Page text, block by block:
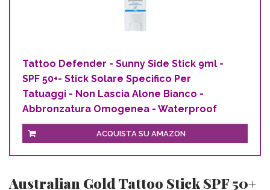
Tattoo Defender - Sunny Side Stick 9ml -
SPF 50+- Stick Solare Specifico Per
Tatuaggi - Non Lascia Alone Bianco -
Abbronzatura Omogenea - Waterproof
ACQUISTA SU AMAZON
Australian Gold Tattoo Stick SPF 50+